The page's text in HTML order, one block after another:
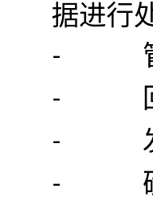
据进行
-
-
-
-